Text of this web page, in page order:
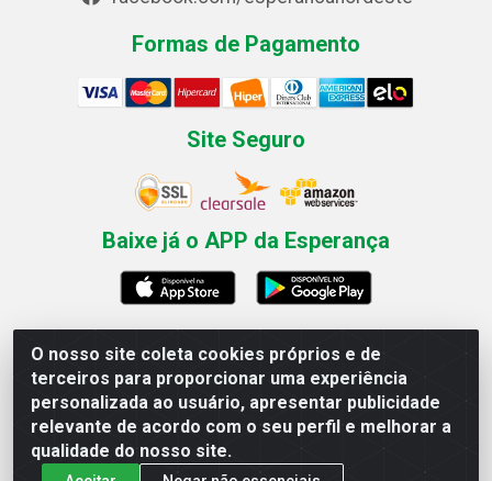
O nosso site coleta cookies próprios e de
terceiros para proporcionar uma experiência
personalizada ao usuário, apresentar publicidade
relevante de acordo com o seu perfil e melhorar a
qualidade do nosso site.
Formas de Pagamento
Site Seguro
Baixe já o APP da Esperança
Esperança Nordeste - Rua Professor Caldas Filho, 291 -
Estância - Recife / PE CEP: 50771-335 - CNPJ
03.666.136/0001-23